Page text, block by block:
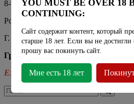
8-915-450-21-92
Розничный магазин Method Vapeshop
Г. Москва, улица Южнобутовская 36
График работы
Ежедневно - 11:00 - 21:00
YOU MUST BE OVER 18
CONTINUING:
Сайт содержит контент, который
старше 18 лет. Если вы не
прошу вас покинуть сайт.
Мне есть 18 лет